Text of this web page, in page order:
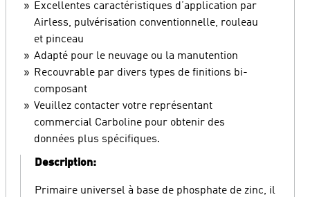
Excellentes caractéristiques d’application par
Airless, pulvérisation conventionnelle, rouleau
et pinceau
Adapté pour le neuvage ou la manutention
Recouvrable par divers types de finitions bi-
composant
Veuillez contacter votre représentant
commercial Carboline pour obtenir des
données plus spécifiques.
Description:
Primaire universel à base de phosphate de zinc, il